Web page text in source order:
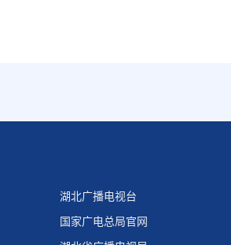
湖北广播电视台
国家广电总局官网